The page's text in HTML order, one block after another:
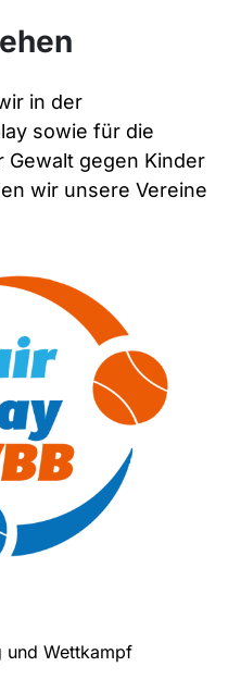
in der
sowie für die
Gewalt gegen Kinder
wir unsere Vereine
und Wettkampf